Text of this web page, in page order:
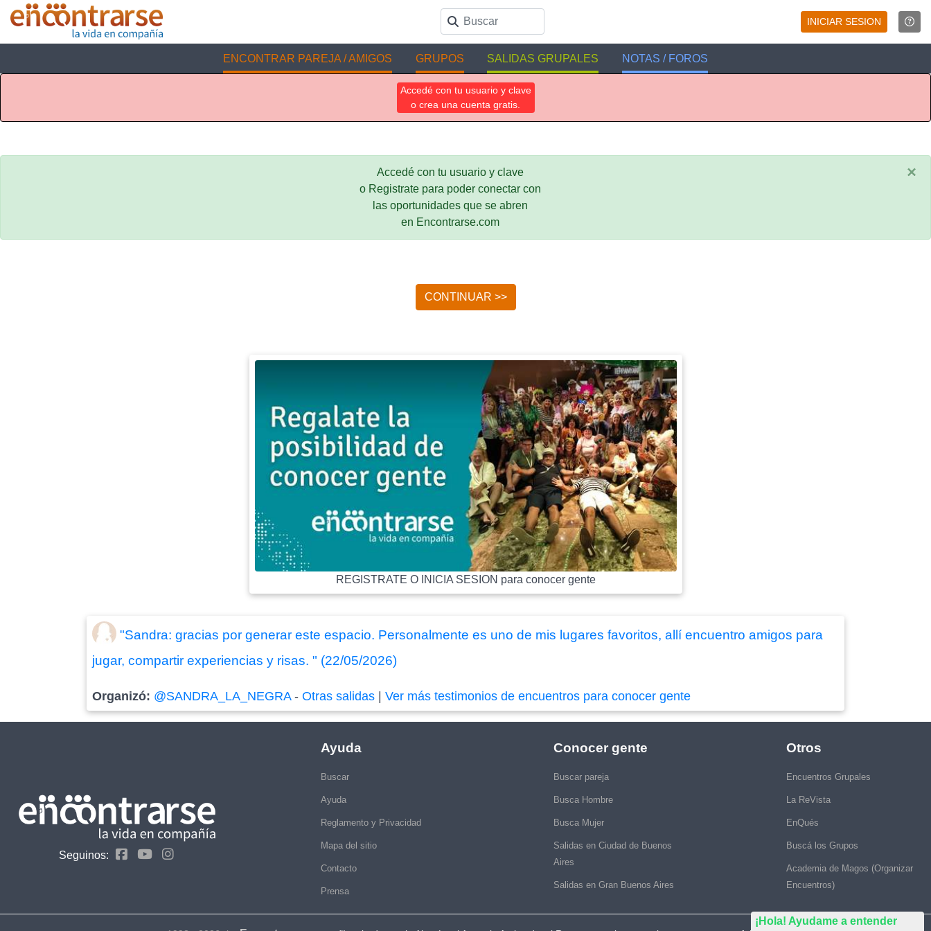
INICIAR SESION
ENCONTRAR PAREJA / AMIGOS GRUPOS SALIDAS GRUPALES NOTAS / FOROS
¡Hola! Ayudame a entender
Accedé con tu usuario y clave
o crea una cuenta gratis.
Accedé con tu usuario y clave
o Registrate para poder conectar con
las oportunidades que se abren
en Encontrarse.com
×
CONTINUAR >>
REGISTRATE O INICIA SESION para conocer gente
"Sandra: gracias por generar este espacio. Personalmente es uno de mis lugares favoritos, allí encuentro amigos para
jugar, compartir experiencias y risas. " (22/05/2026)
Organizó: @SANDRA_LA_NEGRA-Otras salidas |Ver más testimonios de encuentros para conocer gente
Seguinos:
Ayuda
Buscar
Ayuda
Reglamento y Privacidad
Mapa del sitio
Contacto
Prensa
Conocer gente
Buscar pareja
Busca Hombre
Busca Mujer
Salidas en Ciudad de Buenos
Aires
Salidas en Gran Buenos Aires
Otros
Encuentros Grupales
La ReVista
EnQués
Buscá los Grupos
Academia de Magos (Organizar
Encuentros)